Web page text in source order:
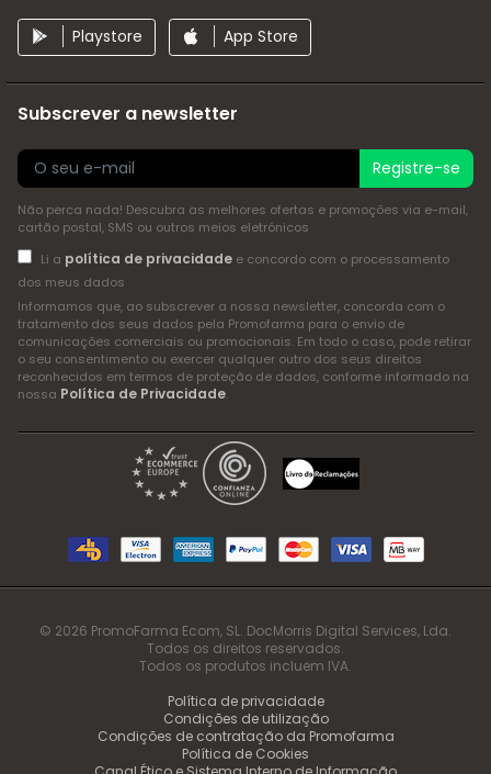
Playstore App Store
Subscrever a newsletter
Registre-se
Não perca nada! Descubra as melhores ofertas e promoções via e-mail,
cartão postal, SMS ou outros meios eletrónicos
Li a política de privacidadee concordo com o processamento
dos meus dados
Informamos que, ao subscrever a nossa newsletter, concorda com o
tratamento dos seus dados pela Promofarma para o envio de
comunicações comerciais ou promocionais. Em todo o caso, pode retirar
o seu consentimento ou exercer qualquer outro dos seus direitos
reconhecidos em termos de proteção de dados, conforme informado na
nossa Política de Privacidade.
© 2026 PromoFarma Ecom, SL. DocMorris Digital Services, Lda.
Todos os direitos reservados.
Todos os produtos incluem IVA.
Política de privacidade
Condições de utilização
Condições de contratação da Promofarma
Política de Cookies